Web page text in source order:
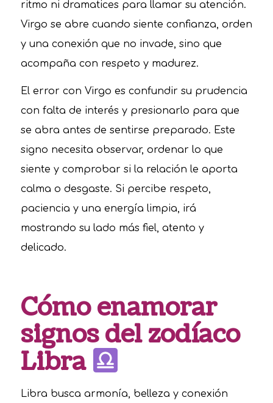
ritmo ni dramatices para llamar su atención.
Virgo se abre cuando siente confianza, orden
y una conexión que no invade, sino que
acompaña con respeto y madurez.
El error con Virgo es confundir su prudencia
con falta de interés y presionarlo para que
se abra antes de sentirse preparado. Este
signo necesita observar, ordenar lo que
siente y comprobar si la relación le aporta
calma o desgaste. Si percibe respeto,
paciencia y una energía limpia, irá
mostrando su lado más fiel, atento y
delicado.
Cómo enamorar
signos del zodíaco
Libra
Libra busca armonía, belleza y conexión